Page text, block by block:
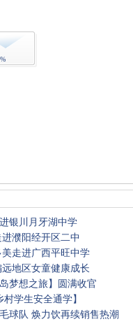
挑错 推荐 打印
银川月牙湖中学
濮阳经开区二中
走进广西平旺中学
地区女童健康成长
梦想之旅】圆满收官
学生安全通学】
球队 焕力饮再续销售热潮